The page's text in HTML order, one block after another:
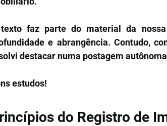
faz parte do material da
e abrangência. Contudo,
destacar numa postagem
estudos!
do Registro de